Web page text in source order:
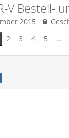
V Bestell-
2015
2 3 4 5 …